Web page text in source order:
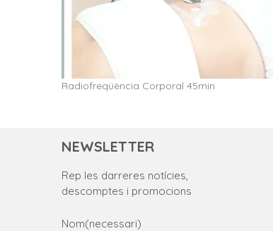
Radiofreqüència Corporal 45min
NEWSLETTER
Rep les darreres notícies,
descomptes i promocions
Nom(necessari)